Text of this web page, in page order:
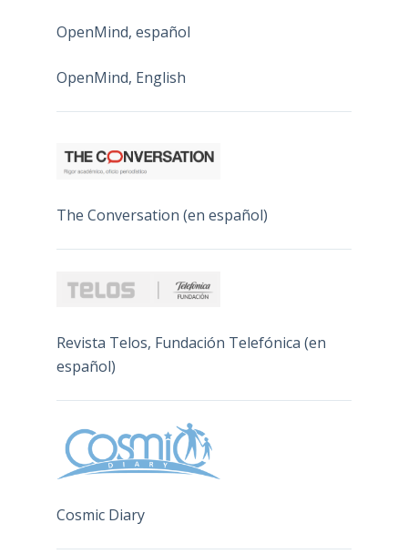
OpenMind, español
OpenMind, English
The Conversation (en español)
Revista Telos, Fundación Telefónica (en
español)
Cosmic Diary